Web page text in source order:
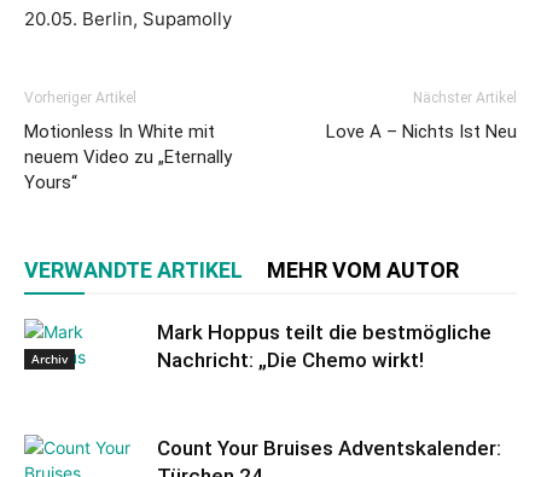
20.05. Berlin, Supamolly
Vorheriger Artikel
Motionless In White mit
neuem Video zu „Eternally
Yours“
Nächster Artikel
Love A – Nichts Ist Neu
VERWANDTE ARTIKEL MEHR VOM AUTOR
Archiv
Mark Hoppus teilt die bestmögliche
Nachricht: „Die Chemo wirkt!
Count Your Bruises Adventskalender: